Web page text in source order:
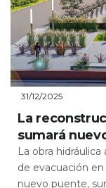
31/12/2025
La
sumará
La obra
de evacuación
nuevo puente,